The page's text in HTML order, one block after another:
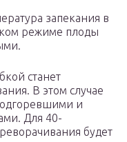
запекания в
режиме плоды
станет
В этом случае
и
Для 40-
будет